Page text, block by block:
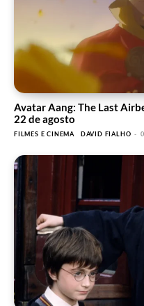
Avatar Aang: The Last
22 de agosto
FILMES E CINEMA DAVID FIALHO -